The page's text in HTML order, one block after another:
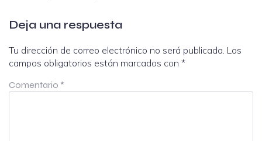
Deja una respuesta
Tu dirección de correo electrónico no será publicada. Los
campos obligatorios están marcados con *
Comentario *